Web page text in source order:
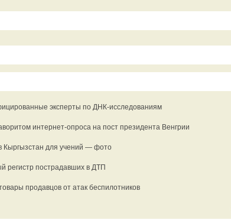
эксперты по ДНК-исследованиям
интернет-опроса на пост президента Венгрии
Кыргызстан для учений — фото
регистр пострадавших в ДТП
продавцов от атак беспилотников